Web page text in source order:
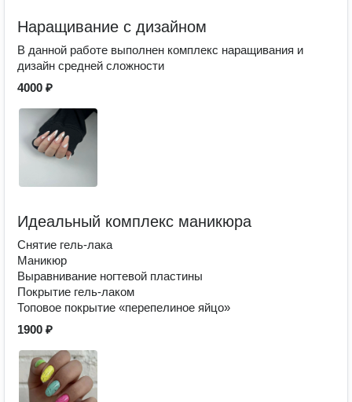
Наращивание с дизайном
В данной работе выполнен комплекс наращивания и
дизайн средней сложности
4000 ₽
Идеальный комплекс маникюра
Снятие гель-лака
Маникюр
Выравнивание ногтевой пластины
Покрытие гель-лаком
Топовое покрытие «перепелиное яйцо»
1900 ₽